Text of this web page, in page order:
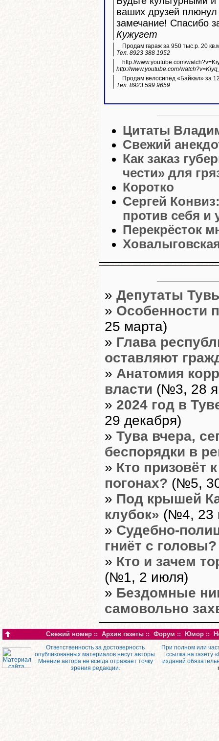
ваших друзей
замечание! Спасибо
Кужугет
Продам гараж за 950 тыс.р. 20
Тел. 8923 388 1952
http://www.youtube.com/
http://www.youtube.com/
Продам велосипед «Байкал» за
Тел. 8923 599 9659
Цитаты
Свежий
Как заказ
чести» для
Коротко
Сергей
против себя и
Перекрёсток
» Депутаты
» Особенности
25 марта)
» Глава
оставляют
» Анатомия
власти (№3, 28
» 2024 год в
29 декабря)
» Тува вчера,
беспорядки в
» Кто призовёт
погонах? (№5,
» Под крышей
клубок» (№4, 23
» Судебно-
гниёт с головы?
» Кто и зачем
(№1, 2 июля)
» Бездомные
самовольно
Свежий номер :: Архив газеты :: Форум :: Юмор ::
Ответственность за достоверность
опубликованных материалов несут авторы.
Мнение автора не всегда отражает точку
зрения редакции.
При полном или
ссылка на газету
изданий